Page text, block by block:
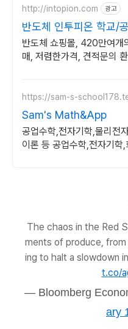
http://intopion.com 광고
반도체 인투피온 학교/
구매환영
반도체 쇼핑몰, 420만여개
매, 저렴한가격, 견적문의
https://sam-s-
Sam's Math&App
공업수학,전자기학,물리전
이론 등 공업수학,전자기학,
The chaos in the Red
ments of produce,
ing to halt a slowdown
t.co/
— Bloomberg
ary